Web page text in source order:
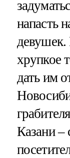
напасть
девушек.
хрупкое
дать им
Казани –